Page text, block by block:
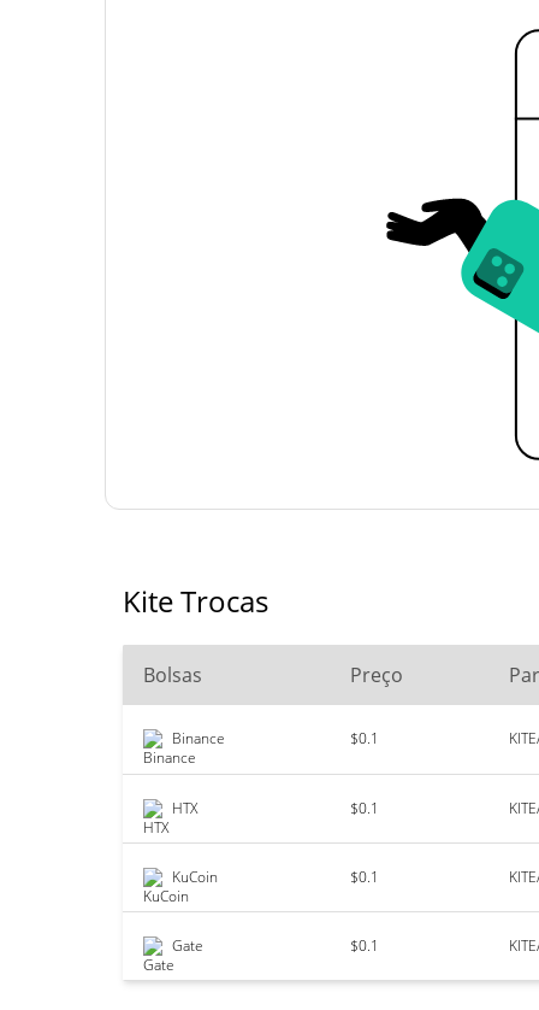
Kite Trocas
Bolsas Preço Par
Binance $0.1
HTX $0.1
KuCoin $0.1
Gate $0.1